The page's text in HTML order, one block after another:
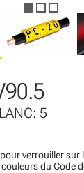
5
verrouiller sur
du Code